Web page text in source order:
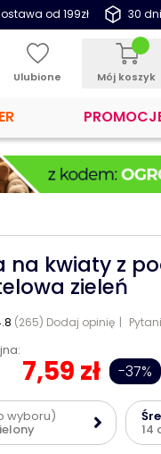
od 199zł 30
Ulubione Mój koszyk
na kwiaty z
zieleń
(265) Dodaj opinię
7,59 zł -37%
wyboru)
14